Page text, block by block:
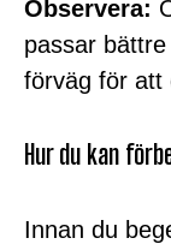
Observera:
passar
förväg för att
Hur du kan
Innan du